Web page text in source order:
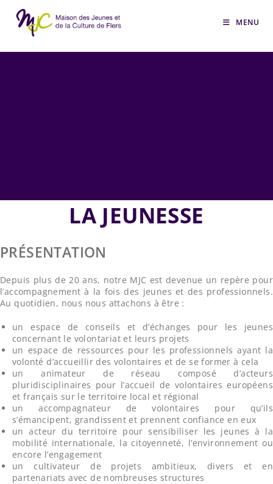
content
MENU
LA JEUNESSE
PRÉSENTATION
Depuis plus de 20 ans, notre MJC est devenue un repère pour
l’accompagnement à la fois des jeunes et des professionnels.
Au quotidien, nous nous attachons à être :
un espace de conseils et d’échanges pour les jeunes
concernant le volontariat et leurs projets
un espace de ressources pour les professionnels ayant la
volonté d’accueillir des volontaires et de se former à cela
un animateur de réseau composé d’acteurs
pluridisciplinaires pour l’accueil de volontaires européens
et français sur le territoire local et régional
un accompagnateur de volontaires pour qu’ils
s’émancipent, grandissent et prennent confiance en eux
un acteur du territoire pour sensibiliser les jeunes à la
mobilité internationale, la citoyenneté, l’environnement ou
encore l’engagement
un cultivateur de projets ambitieux, divers et en
partenariats avec de nombreuses structures